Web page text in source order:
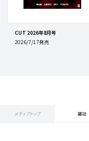
CUT 2026年8月号
2026/7/17発売
メディアトップ 雑誌